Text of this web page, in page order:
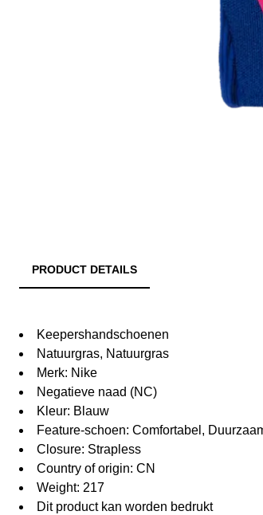
PRODUCT DETAILS
Keepershandschoenen
Natuurgras, Natuurgras
Merk: Nike
Negatieve naad (NC)
Kleur: Blauw
Feature-schoen: Comfortabel,
Closure: Strapless
Country of origin: CN
Weight: 217
Dit product kan worden bedrukt